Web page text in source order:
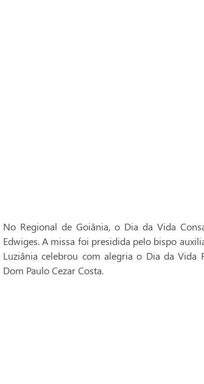
No Regional de Goiânia, o Dia da Vida
Edwiges. A missa foi presidida pelo bispo
Luziânia celebrou com alegria o Dia da Vida
Dom Paulo Cezar Costa.